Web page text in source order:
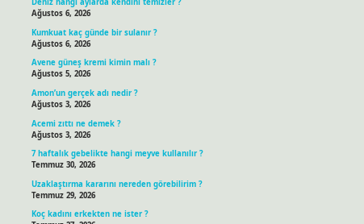
Deniz hangi aylarda kendini temizler ?
Ağustos 6, 2026
Kumkuat kaç günde bir sulanır ?
Ağustos 6, 2026
Avene güneş kremi kimin malı ?
Ağustos 5, 2026
Amon’un gerçek adı nedir ?
Ağustos 3, 2026
Acemi zıttı ne demek ?
Ağustos 3, 2026
7 haftalık gebelikte hangi meyve kullanılır ?
Temmuz 30, 2026
Uzaklaştırma kararını nereden görebilirim ?
Temmuz 29, 2026
Koç kadını erkekten ne ister ?